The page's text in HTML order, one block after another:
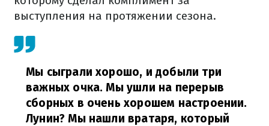
выступления на протяжении сезона.
Мы сыграли хорошо, и добыли три
важных очка. Мы ушли на перерыв
сборных в очень хорошем настроении.
Лунин? Мы нашли вратаря, который